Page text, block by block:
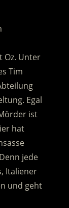
Oz. Unter
Tim
Egal
ist
hat
jede
Italiener
und geht